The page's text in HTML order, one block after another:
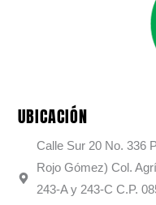
UBICACIÓN
Calle Sur 20 No. 336
Rojo Gómez) Col.
243-A y 243-C C.P.